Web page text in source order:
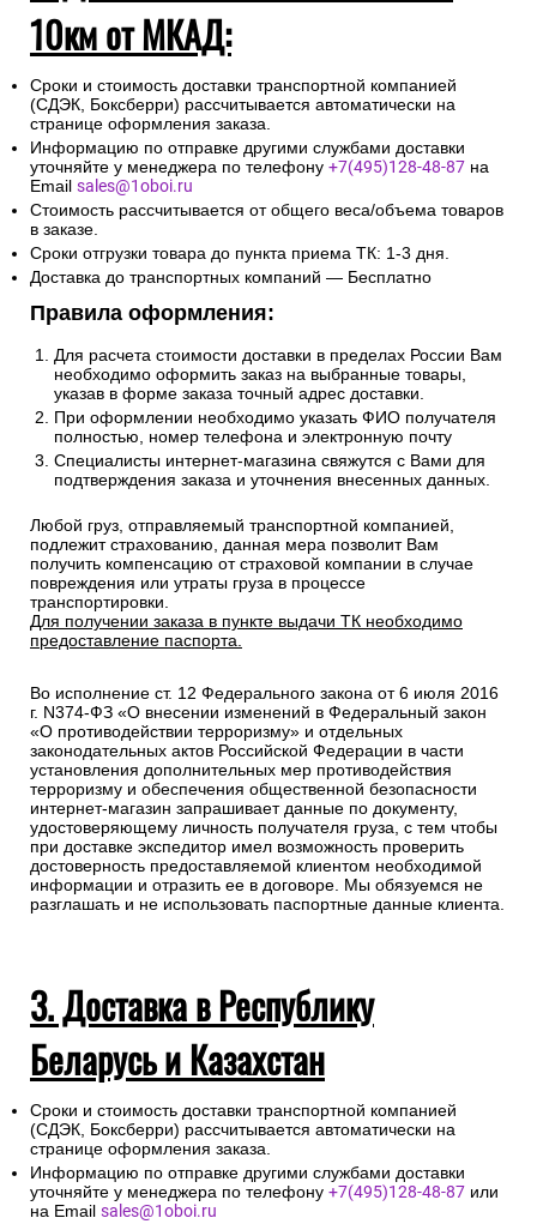
10км от МКАД:
Сроки и стоимость доставки транспортной компанией
(СДЭК, Боксберри) рассчитывается автоматически на
странице оформления заказа.
Информацию по отправке другими службами доставки
уточняйте у менеджера по телефону +7(495)128-48-87 на
Email sales@1oboi.ru
Стоимость рассчитывается от общего веса/объема товаров
в заказе.
Сроки отгрузки товара до пункта приема ТК: 1-3 дня.
Доставка до транспортных компаний — Бесплатно
Правила оформления:
Для расчета стоимости доставки в пределах России Вам
необходимо оформить заказ на выбранные товары,
указав в форме заказа точный адрес доставки.
При оформлении необходимо указать ФИО получателя
полностью, номер телефона и электронную почту
Специалисты интернет-магазина свяжутся с Вами для
подтверждения заказа и уточнения внесенных данных.
Любой груз, отправляемый транспортной компанией,
подлежит страхованию, данная мера позволит Вам
получить компенсацию от страховой компании в случае
повреждения или утраты груза в процессе
транспортировки.
Для получении заказа в пункте выдачи ТК необходимо
предоставление паспорта.
Во исполнение ст. 12 Федерального закона от 6 июля 2016
г. N374-ФЗ «О внесении изменений в Федеральный закон
«О противодействии терроризму» и отдельных
законодательных актов Российской Федерации в части
установления дополнительных мер противодействия
терроризму и обеспечения общественной безопасности
интернет-магазин запрашивает данные по документу,
удостоверяющему личность получателя груза, с тем чтобы
при доставке экспедитор имел возможность проверить
достоверность предоставляемой клиентом необходимой
информации и отразить ее в договоре. Мы обязуемся не
разглашать и не использовать паспортные данные клиента.
3. Доставка в Республику
Беларусь и Казахстан
Сроки и стоимость доставки транспортной компанией
(СДЭК, Боксберри) рассчитывается автоматически на
странице оформления заказа.
Информацию по отправке другими службами доставки
уточняйте у менеджера по телефону +7(495)128-48-87 или
на Email sales@1oboi.ru